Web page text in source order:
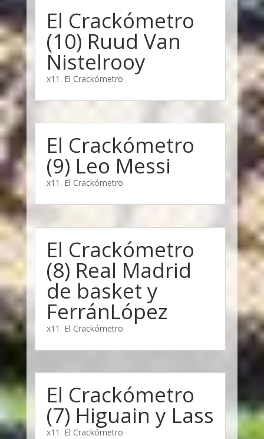
El Crackómetro
(10) Ruud Van
Nistelrooy
x11. El Crackómetro
El Crackómetro
(9) Leo Messi
x11. El Crackómetro
El Crackómetro
(8) Real Madrid
de basket y
FerránLópez
x11. El Crackómetro
El Crackómetro
(7) Higuain y Lass
x11. El Crackómetro